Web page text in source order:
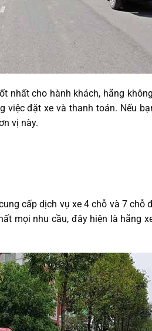
nhất cho hành khách, hãng
việc đặt xe và thanh toán. Nếu
vị này.
cấp dịch vụ xe 4 chỗ và 7 chỗ
mọi nhu cầu, đây hiện là hãng